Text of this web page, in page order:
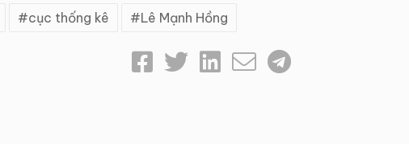
cục thống kê Lê Mạnh Hồng